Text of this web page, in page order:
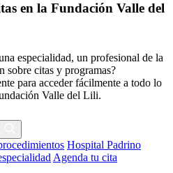
en la Fundación Valle del
especialidad, un profesional de la
sobre citas y programas?
para acceder fácilmente a todo lo
Valle del Lili.
Hospital Padrino
Agenda tu cita